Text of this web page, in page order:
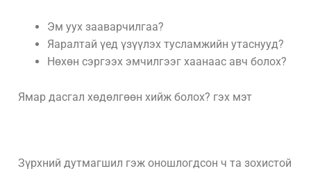
Эм уух зааварчилгаа?
Яаралтай үед үзүүлэх тусламжийн утаснууд?
Нөхөн сэргээх эмчилгээг хаанаас авч болох?
Ямар дасгал хөдөлгөөн хийж болох? гэх мэт
Зүрхний дутмагшил гэж оношлогдсон ч та зохистой